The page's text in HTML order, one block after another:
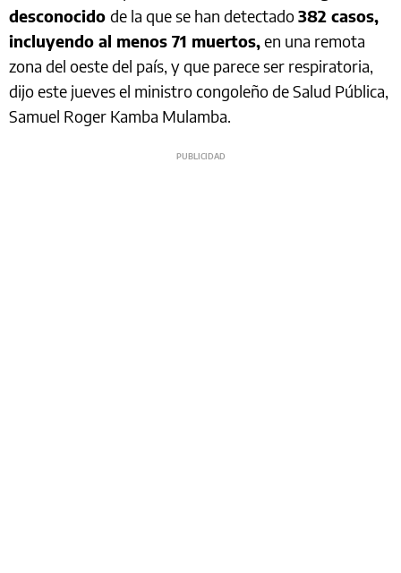
desconocido de la que se han detectado382 casos,
incluyendo al menos 71 muertos,en una remota
zona del oeste del país, y que parece ser respiratoria,
dijo este jueves el ministro congoleño de Salud Pública,
Samuel Roger Kamba Mulamba.